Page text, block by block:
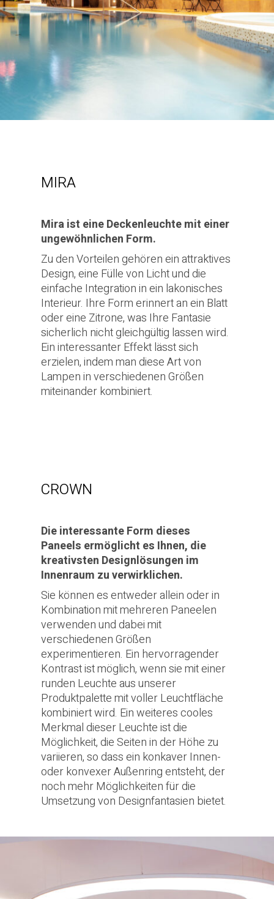
MIRA
Mira ist eine Deckenleuchte mit einer
ungewöhnlichen Form.
Zu den Vorteilen gehören ein attraktives
Design, eine Fülle von Licht und die
einfache Integration in ein lakonisches
Interieur. Ihre Form erinnert an ein Blatt
oder eine Zitrone, was Ihre Fantasie
sicherlich nicht gleichgültig lassen wird.
Ein interessanter Effekt lässt sich
erzielen, indem man diese Art von
Lampen in verschiedenen Größen
miteinander kombiniert.
CROWN
Die interessante Form dieses
Paneels ermöglicht es Ihnen, die
kreativsten Designlösungen im
Innenraum zu verwirklichen.
Sie können es entweder allein oder in
Kombination mit mehreren Paneelen
verwenden und dabei mit
verschiedenen Größen
experimentieren. Ein hervorragender
Kontrast ist möglich, wenn sie mit einer
runden Leuchte aus unserer
Produktpalette mit voller Leuchtfläche
kombiniert wird. Ein weiteres cooles
Merkmal dieser Leuchte ist die
Möglichkeit, die Seiten in der Höhe zu
variieren, so dass ein konkaver Innen-
oder konvexer Außenring entsteht, der
noch mehr Möglichkeiten für die
Umsetzung von Designfantasien bietet.